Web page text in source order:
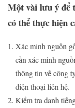
Một vài lưu ý để
có thể thực hiện
Xác minh nguồn
cần xác minh
thông tin về công
điện thoại liên hệ.
Kiểm tra danh